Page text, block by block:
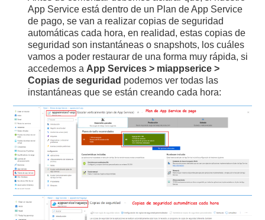
App Service está dentro de un Plan de App Service
de pago, se van a realizar copias de seguridad
automáticas cada hora, en realidad, estas copias de
seguridad son instantáneas o snapshots, los cuáles
vamos a poder restaurar de una forma muy rápida, si
accedemos a App Services > miappserice >
Copias de seguridad podemos ver todas las
instantáneas que se están creando cada hora: